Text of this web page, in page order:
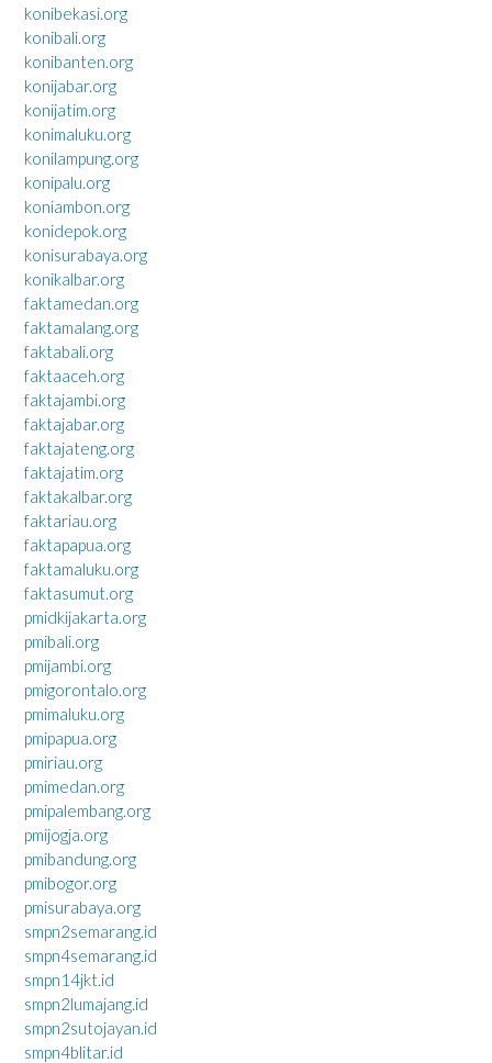
konibekasi.org
konibali.org
konibanten.org
konijabar.org
konijatim.org
konimaluku.org
konilampung.org
konipalu.org
koniambon.org
konidepok.org
konisurabaya.org
konikalbar.org
faktamedan.org
faktamalang.org
faktabali.org
faktaaceh.org
faktajambi.org
faktajabar.org
faktajateng.org
faktajatim.org
faktakalbar.org
faktariau.org
faktapapua.org
faktamaluku.org
faktasumut.org
pmidkijakarta.org
pmibali.org
pmijambi.org
pmigorontalo.org
pmimaluku.org
pmipapua.org
pmiriau.org
pmimedan.org
pmipalembang.org
pmijogja.org
pmibandung.org
pmibogor.org
pmisurabaya.org
smpn2semarang.id
smpn4semarang.id
smpn14jkt.id
smpn2lumajang.id
smpn2sutojayan.id
smpn4blitar.id